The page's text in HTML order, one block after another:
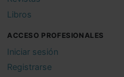
Libros
ACCESO PROFESIONALES
Iniciar sesión
Registrarse